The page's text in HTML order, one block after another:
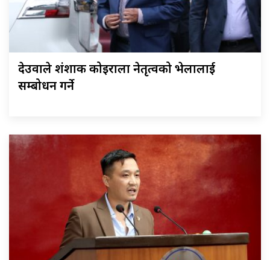
देउवाले शंशाक कोइराला नेतृत्वको भेलालाई
सम्बोधन गर्ने